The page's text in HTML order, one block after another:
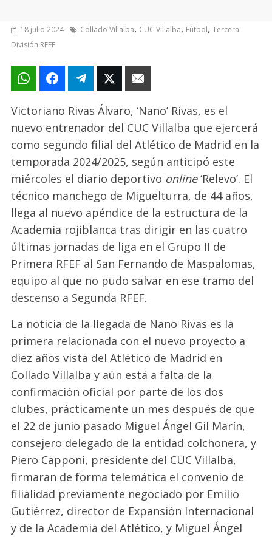
18 julio 2024 Collado Villalba, CUC Villalba, Fútbol,Tercera
División RFEF
Victoriano Rivas Álvaro, ‘Nano’ Rivas, es el
nuevo entrenador del CUC Villalba que ejercerá
como segundo filial del Atlético de Madrid en la
temporada 2024/2025, según anticipó este
miércoles el diario deportivo online‘Relevo’. El
técnico manchego de Miguelturra, de 44 años,
llega al nuevo apéndice de la estructura de la
Academia rojiblanca tras dirigir en las cuatro
últimas jornadas de liga en el Grupo II de
Primera RFEF al San Fernando de Maspalomas,
equipo al que no pudo salvar en ese tramo del
descenso a Segunda RFEF.
La noticia de la llegada de Nano Rivas es la
primera relacionada con el nuevo proyecto a
diez años vista del Atlético de Madrid en
Collado Villalba y aún está a falta de la
confirmación oficial por parte de los dos
clubes, prácticamente un mes después de que
el 22 de junio pasado Miguel Ángel Gil Marín,
consejero delegado de la entidad colchonera, y
Piero Capponi, presidente del CUC Villalba,
firmaran de forma telemática el convenio de
filialidad previamente negociado por Emilio
Gutiérrez, director de Expansión Internacional
y de la Academia del Atlético, y Miguel Ángel